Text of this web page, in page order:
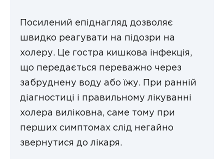
Посилений епіднагляд дозволяє
швидко реагувати на підозри на
холеру. Це гостра кишкова інфекція,
що передається переважно через
забруднену воду або їжу. При ранній
діагностиці і правильному лікуванні
холера виліковна, саме тому при
перших симптомах слід негайно
звернутися до лікаря.